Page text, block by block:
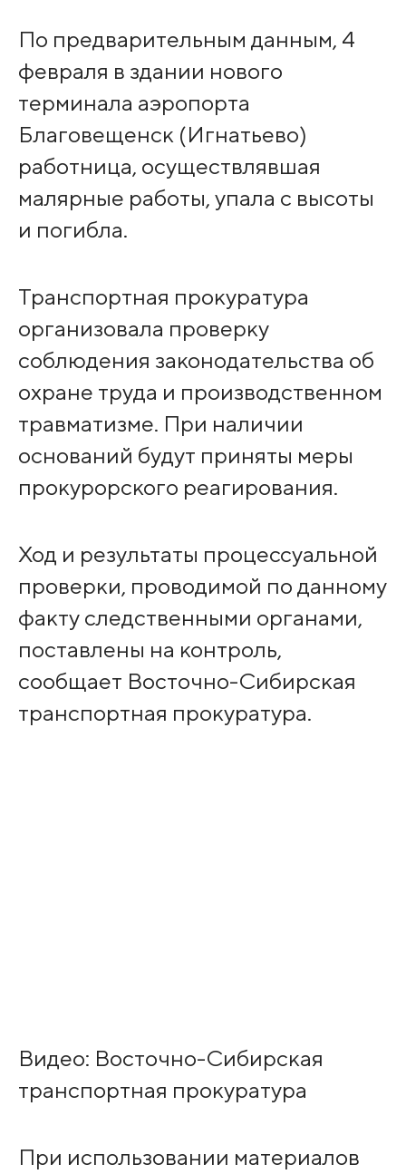
По предварительным данным, 4
февраля в здании нового
терминала аэропорта
Благовещенск (Игнатьево)
работница, осуществлявшая
малярные работы, упала с высоты
и погибла.
Транспортная прокуратура
организовала проверку
соблюдения законодательства об
охране труда и производственном
травматизме. При наличии
оснований будут приняты меры
прокурорского реагирования.
Ход и результаты процессуальной
проверки, проводимой по данному
факту следственными органами,
поставлены на контроль,
сообщает Восточно-Сибирская
транспортная прокуратура.
Видео: Восточно-Сибирская
транспортная прокуратура
При использовании материалов